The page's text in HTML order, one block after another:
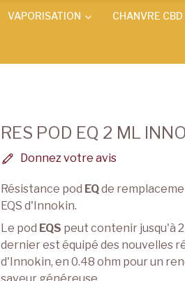
VAPORISATION CHANVRE CBD
RES POD EQ 2 ML
Donnez votre avis
Résistance pod EQde
EQS d'Innokin.
Le pod EQS peut contenir jusqu'à
dernier est équipé des nouvelles
d'Innokin, en 0.48 ohm pour un